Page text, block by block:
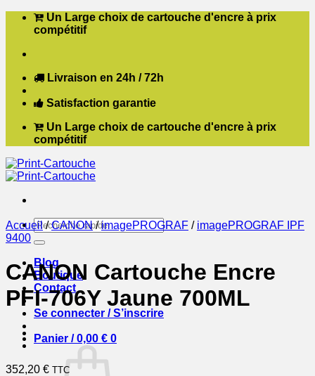
Passer Un Large choix de cartouche d'encre à prix
compétitif
Livraison en 24h / 72h
Satisfaction garantie
Un Large choix de cartouche d'encre à prix
compétitif
Recherche
pour :
Blog
Boutique
Contact
Se connecter / S’inscrire
Panier /0,00 € 0
Accueil / CANON / imagePROGRAF / imagePROGRAF IPF
9400
CANON Cartouche Encre
PFI-706Y Jaune 700ML
352,20 € TTC